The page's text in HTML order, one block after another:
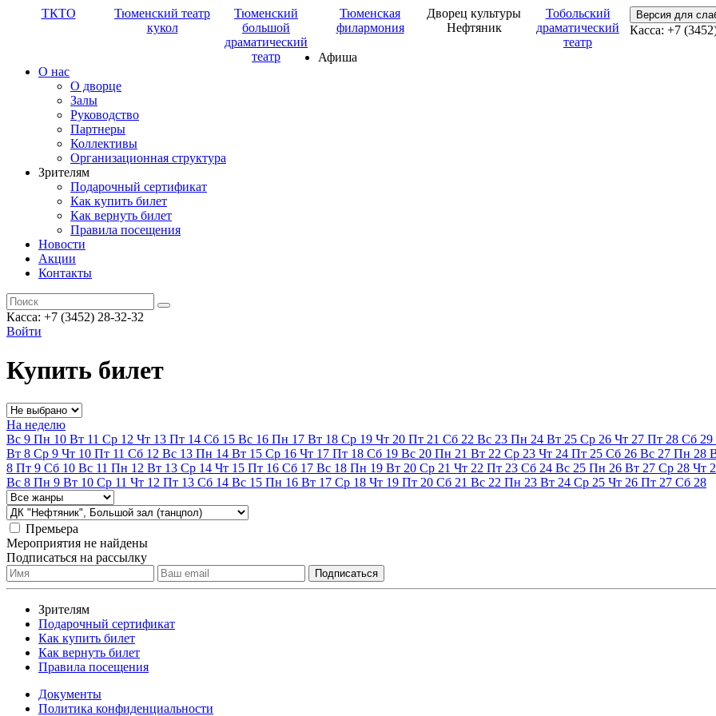
ТКТО
Тюменский театр
кукол
Тюменский
большой
драматический
театр
Тюменская
филармония
Дворец культуры
Нефтяник
Тобольский
драматический
театр
Версия для
Касса: +7
Афиша
О нас
О дворце
Залы
Руководство
Партнеры
Коллективы
Организационная структура
Зрителям
Подарочный сертификат
Как купить билет
Как вернуть билет
Правила посещения
Новости
Акции
Контакты
Касса: +7 (3452) 28-32-32
Войти
Купить билет
На неделю
Вс 9 Пн 10 Вт 11 Ср 12 Чт 13 Пт 14 Сб 15 Вс 16 Пн 17 Вт 18 Ср 19 Чт 20 Пт 21 Сб 22 Вс 23 Пн 24 Вт 25 Ср 26 Чт 27 Пт 28 Сб 29
Вт 8 Ср 9 Чт 10 Пт 11 Сб 12 Вс 13 Пн 14 Вт 15 Ср 16 Чт 17 Пт 18 Сб 19 Вс 20 Пн 21 Вт 22 Ср 23 Чт 24 Пт 25 Сб 26 Вс 27 Пн 28
8 Пт 9 Сб 10 Вс 11 Пн 12 Вт 13 Ср 14 Чт 15 Пт 16 Сб 17 Вс 18 Пн 19 Вт 20 Ср 21 Чт 22 Пт 23 Сб 24 Вс 25 Пн 26 Вт 27 Ср 28 Чт
Вс 8 Пн 9 Вт 10 Ср 11 Чт 12 Пт 13 Сб 14 Вс 15 Пн 16 Вт 17 Ср 18 Чт 19 Пт 20 Сб 21 Вс 22 Пн 23 Вт 24 Ср 25 Чт 26 Пт 27 Сб 28
Премьера
Мероприятия не найдены
Подписаться на рассылку
Зрителям
Подарочный сертификат
Как купить билет
Как вернуть билет
Правила посещения
Документы
Политика конфиденциальности